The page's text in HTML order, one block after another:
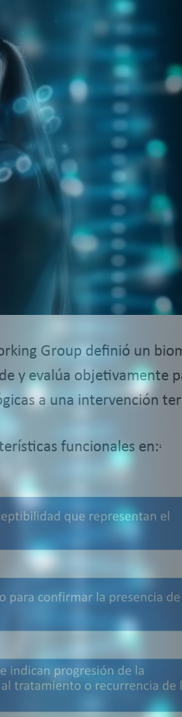
Group definió un
y evalúa objetivamente
a una intervención
funcionales en: 1